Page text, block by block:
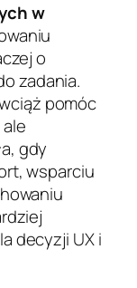
w
o
zadania.
pomóc
gdy
wsparciu
decyzji UX i